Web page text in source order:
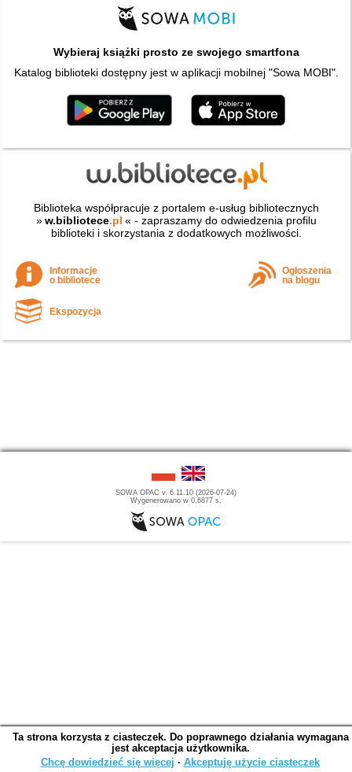
Wybieraj książki prosto ze swojego smartfona
Katalog biblioteki dostępny jest w aplikacji mobilnej "Sowa MOBI".
Biblioteka współpracuje z portalem e-usług bibliotecznych
» w.bibliotece.pl « - zapraszamy do odwiedzenia profilu
biblioteki i skorzystania z dodatkowych możliwości.
Informacje
o bibliotece
Ogłoszenia
na blogu
Ekspozycja
SOWA OPAC v. 6.11.10 (2026-07-24)
Wygenerowano w 0,6877 s.
Ta strona korzysta z ciasteczek. Do poprawnego działania wymagana
jest akceptacja użytkownika.
Chcę dowiedzieć się więcej ∙ Akceptuję użycie ciasteczek